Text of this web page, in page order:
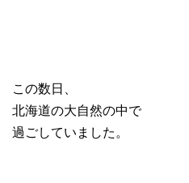
この数日、
北海道の大自然の中で
過ごしていました。